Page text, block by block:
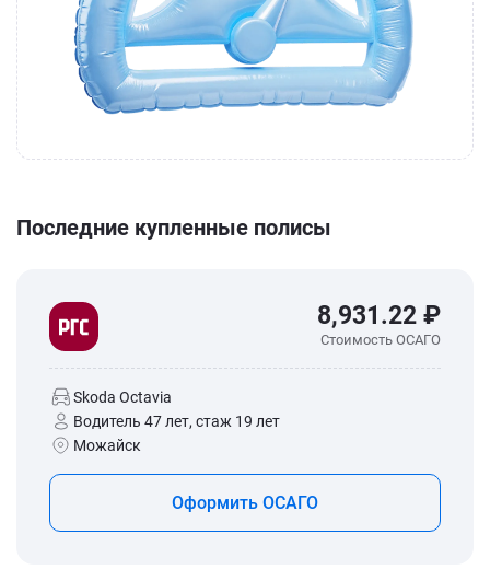
Последние купленные полисы
8,931.22 ₽
Стоимость ОСАГО
Skoda Octavia
Водитель 47 лет, стаж 19 лет
Можайск
Оформить ОСАГО